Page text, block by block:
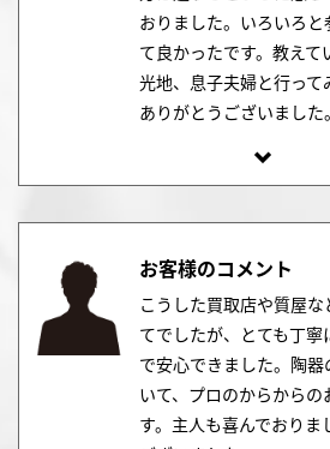
おりました。いろいろと
て良かったです。教え
光地、息子夫婦と行って
ありがとうございました。
お客様のコメント
こうした買取店や質屋
てでしたが、とても丁
で安心できました。陶
いて、プロのからから
す。主人も喜んでおりま